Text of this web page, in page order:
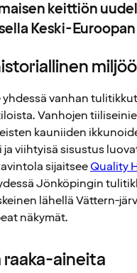
keittiön
Keski-
miljöö
yhdessä vanhan
Vanhojen
kauniiden
ja viihtyisä sisustus
sijaitseeQuality
Jönköpingin
lähellä Vättern-
näkymät.
raaka-aineita